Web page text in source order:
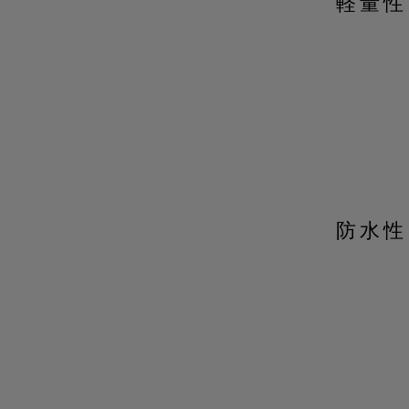
防水性